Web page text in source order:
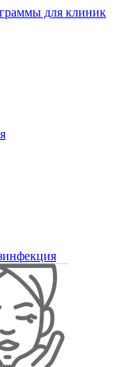
для клиник